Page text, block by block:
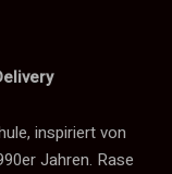
inspiriert von
Jahren. Rase